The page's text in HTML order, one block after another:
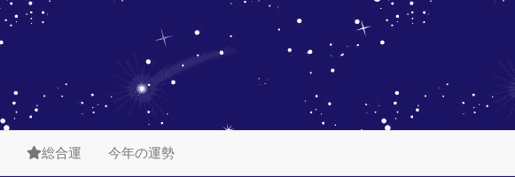
総合運 今年の運勢